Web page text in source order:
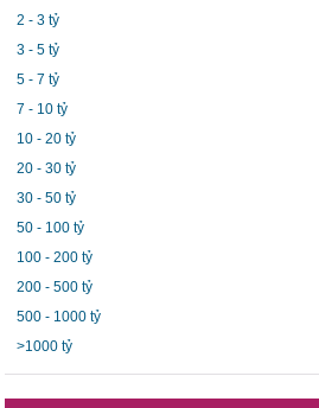
2 - 3 tỷ
3 - 5 tỷ
5 - 7 tỷ
7 - 10 tỷ
10 - 20 tỷ
20 - 30 tỷ
30 - 50 tỷ
50 - 100 tỷ
100 - 200 tỷ
200 - 500 tỷ
500 - 1000 tỷ
>1000 tỷ